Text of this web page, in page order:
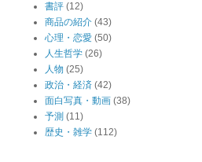
書評 (12)
商品の紹介 (43)
心理・恋愛 (50)
人生哲学 (26)
人物 (25)
政治・経済 (42)
面白写真・動画 (38)
予測 (11)
歴史・雑学 (112)